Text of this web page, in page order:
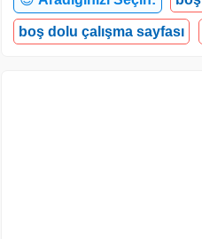
boş dolu çalışma sayfası